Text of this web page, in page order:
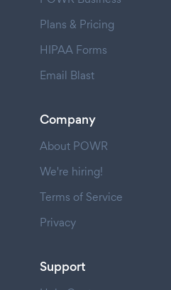
Plans & Pricing
HIPAA Forms
Email Blast
Company
About POWR
We're hiring!
Terms of Service
Privacy
Support